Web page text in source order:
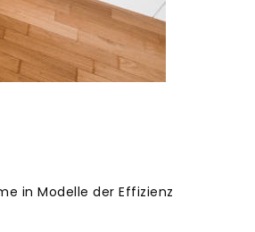
in Modelle der Effizienz